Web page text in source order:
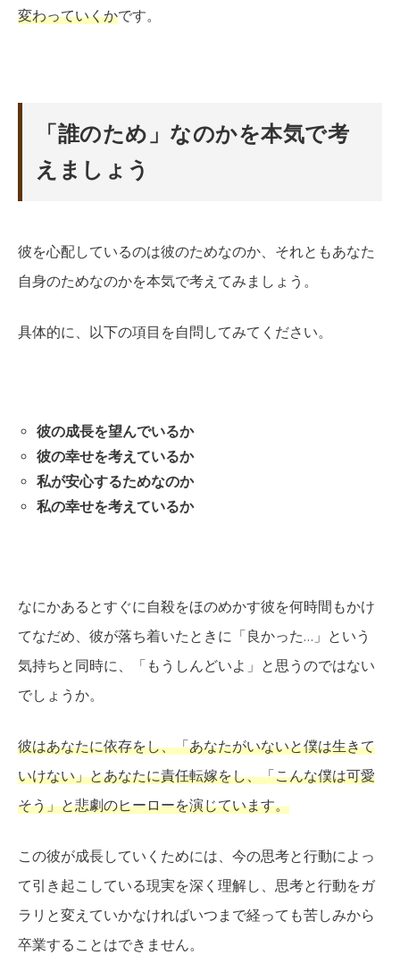
変わっていくかです。
「誰のため」なのかを本気で考
えましょう
彼を心配しているのは彼のためなのか、それともあなた
自身のためなのかを本気で考えてみましょう。
具体的に、以下の項目を自問してみてください。
彼の成長を望んでいるか
彼の幸せを考えているか
私が安心するためなのか
私の幸せを考えているか
なにかあるとすぐに自殺をほのめかす彼を何時間もかけ
てなだめ、彼が落ち着いたときに「良かった…」という
気持ちと同時に、「もうしんどいよ」と思うのではない
でしょうか。
彼はあなたに依存をし、「あなたがいないと僕は生きて
いけない」とあなたに責任転嫁をし、「こんな僕は可愛
そう」と悲劇のヒーローを演じています。
この彼が成長していくためには、今の思考と行動によっ
て引き起こしている現実を深く理解し、思考と行動をガ
ラリと変えていかなければいつまで経っても苦しみから
卒業することはできません。